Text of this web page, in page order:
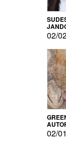
02/
PER
02/